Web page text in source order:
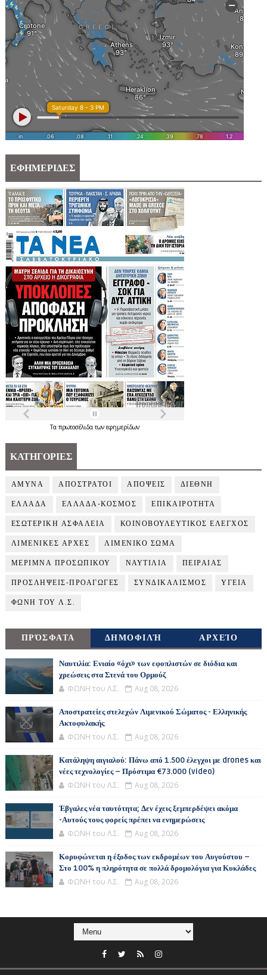
ΕΦΗΜΕΡΙΔΕΣ
Τα πρωτοσέλιδατων εφημερίδων
ΚΑΤΗΓΟΡΙΕΣ
ΑΜΥΝΑ ΑΠΟΣΤΡΑΤΟΙ ΑΠΟΨΕΙΣ ΔΙΕΘΝΗ
ΕΛΛΑΔΑ ΕΛΛΑΔΑ-ΚΟΣΜΟΣ ΕΠΙΚΑΙΡΟΤΗΤΑ
ΕΣΩΤΕΡΙΚΗ ΑΣΦΑΛΕΙΑ ΚΟΙΝΟΒΟΥΛΕΥΤΙΚΟΣ ΕΛΕΓΧΟΣ
ΛΙΜΕΝΙΚΕΣ ΑΡΧΕΣ ΛΙΜΕΝΙΚΟ ΣΩΜΑ
ΜΕΡΙΜΝΑ ΠΡΟΣΩΠΙΚΟΥ ΝΑΥΤΙΛΙΑ ΠΕΙΡΑΙΑΣ
ΠΡΟΣΛΗΨΕΙΣ-ΠΡΟΑΓΩΓΕΣ ΣΥΝΔΙΚΑΛΙΣΜΟΣ ΥΓΕΙΑ
ΦΩΝΗ ΤΟΥ Λ.Σ.
ΠΡΌΣΦΑΤΑ ΔΗΜΟΦΙΛΉ ΑΡΧΕΊΟ
Ναυτιλία: Ενιαίο «όχι» των εφοπλιστών σε διόδια και
χρεώσεις στα Στενά του Ορμούζ
ΦΩΝΗ του Λ.Σ. Aug 08, 2026
Αποστρατείες στελεχών Λιμενικού Σώματος - Ελληνικής
Ακτοφυλακής
ΦΩΝΗ του Λ.Σ. Aug 08, 2026
Κατάληψη αιγιαλού: Πάνω από 1.500 έλεγχοι με drones και
νέες τεχνολογίες – Πρόστιμα €73.000 (video)
ΦΩΝΗ του Λ.Σ. Aug 08, 2026
Έβγαλες νέα ταυτότητα; Δεν έχεις ξεμπερδέψει ακόμα
-Αυτούς τους φορείς πρέπει να ενημερώσεις
ΦΩΝΗ του Λ.Σ. Aug 08, 2026
Κορυφώνεται η έξοδος των εκδρομέων του Αυγούστου –
Στο 100% η πληρότητα σε πολλά δρομολόγια για Κυκλάδες
ΦΩΝΗ του Λ.Σ. Aug 08, 2026